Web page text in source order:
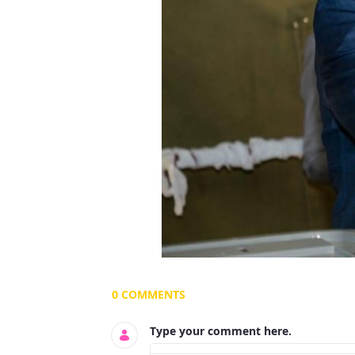
Documents and Media
0 COMMENTS
Type your comment here.